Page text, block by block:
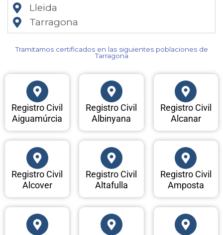
Lleida
Tarragona
Tramitamos certificados en las siguientes poblaciones de
Tarragona​
Registro Civil
Aiguamúrcia
Registro Civil
Albinyana
Registro Civil
Alcanar
Registro Civil
Alcover
Registro Civil
Altafulla
Registro Civil
Amposta